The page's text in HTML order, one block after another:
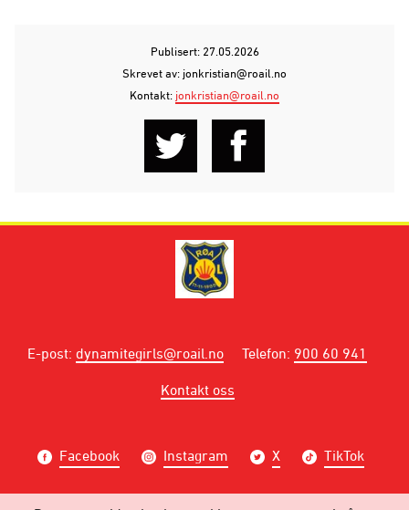
Publisert: 27.05.2026
Skrevet av: jonkristian@roail.no
Kontakt: jonkristian@roail.no
E-post: dynamitegirls@roail.no Telefon: 900 60 941
Kontakt oss
Facebook Instagram X TikTok